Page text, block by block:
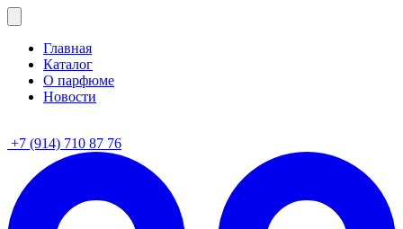
Главная
Каталог
О парфюме
Новости
+7 (914) 710 87 76